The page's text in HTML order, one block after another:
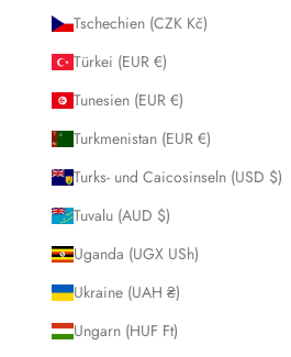
Tschechien (CZK Kč)
Türkei (EUR €)
Tunesien (EUR €)
Turkmenistan (EUR €)
Turks- und Caicosinseln (USD $)
Tuvalu (AUD $)
Uganda (UGX USh)
Ukraine (UAH ₴)
Ungarn (HUF Ft)